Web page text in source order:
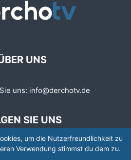
UNS
uns: info@derchotv.de
SIE UNS
um die Nutzerfreundlichkeit zu
Verwendung stimmst du dem zu.